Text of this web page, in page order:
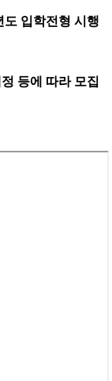
도 입학전형 시행
등에 따라 모집